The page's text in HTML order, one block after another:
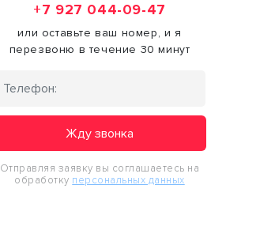
+7 927 044-09-47
или оставьте ваш номер, и я
перезвоню в течение 30 минут
Жду звонка
Отправляя заявку вы соглашаетесь на
обработку персональных данных